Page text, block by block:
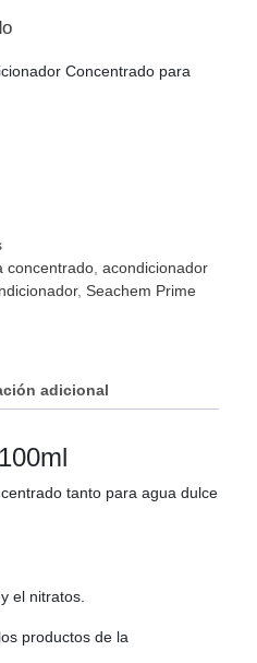
Concentrado para
concentrado acondicionador
, Seachem Prime
adicional
tanto para agua dulce
el nitratos.
productos de la